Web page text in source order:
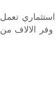
استثماري تعمل
وفر الالاف من